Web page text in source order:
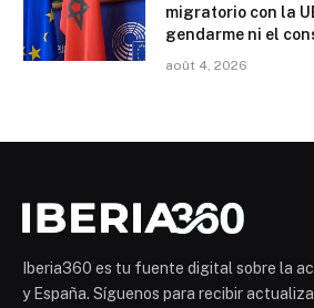
migratorio con la
gendarme ni el
août 4, 2026
Iberia360 es tu fuente digital sobre la
y España. Síguenos para recibir